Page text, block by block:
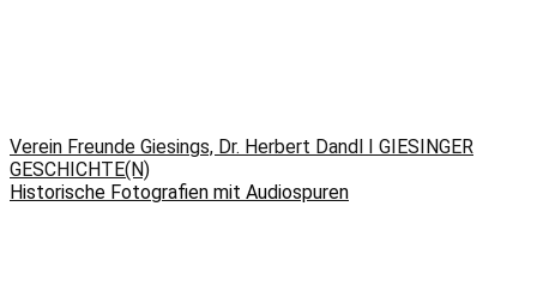
Verein Freunde Giesings, Dr. Herbert Dandl I GIESINGER
GESCHICHTE(N)
Historische Fotografien mit Audiospuren